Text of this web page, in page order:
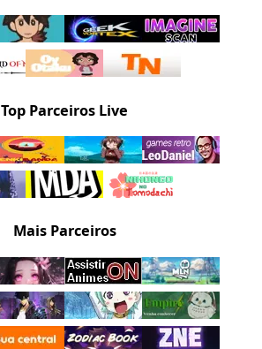
Top Parceiros Live
Mais Parceiros